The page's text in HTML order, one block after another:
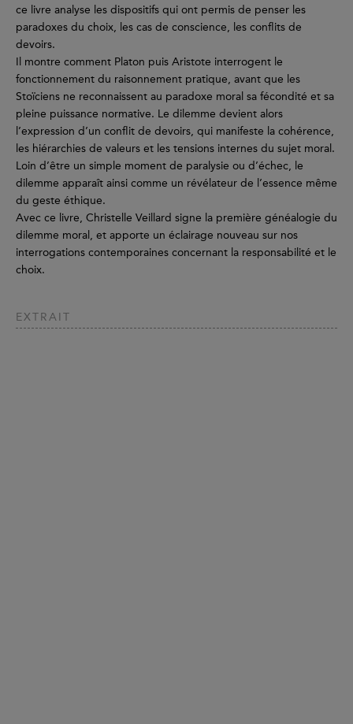
ce livre analyse les dispositifs qui ont permis de penser les
paradoxes du choix, les cas de conscience, les conflits de
devoirs.
Il montre comment Platon puis Aristote interrogent le
fonctionnement du raisonnement pratique, avant que les
Stoïciens ne reconnaissent au paradoxe moral sa fécondité et sa
pleine puissance normative. Le dilemme devient alors
l’expression d’un conflit de devoirs, qui manifeste la cohérence,
les hiérarchies de valeurs et les tensions internes du sujet moral.
Loin d’être un simple moment de paralysie ou d’échec, le
dilemme apparaît ainsi comme un révélateur de l’essence même
du geste éthique.
Avec ce livre, Christelle Veillard signe la première généalogie du
dilemme moral, et apporte un éclairage nouveau sur nos
interrogations contemporaines concernant la responsabilité et le
choix.
EXTRAIT